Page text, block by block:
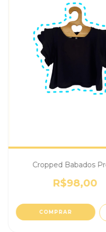
Cropped Babados
R$98,00
COMPRAR